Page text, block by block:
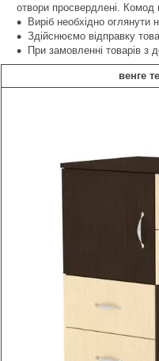
отвори просвердлені. Комод
Виріб необхідно
Здійснюємо відправку
При замовленні товарів з
венге